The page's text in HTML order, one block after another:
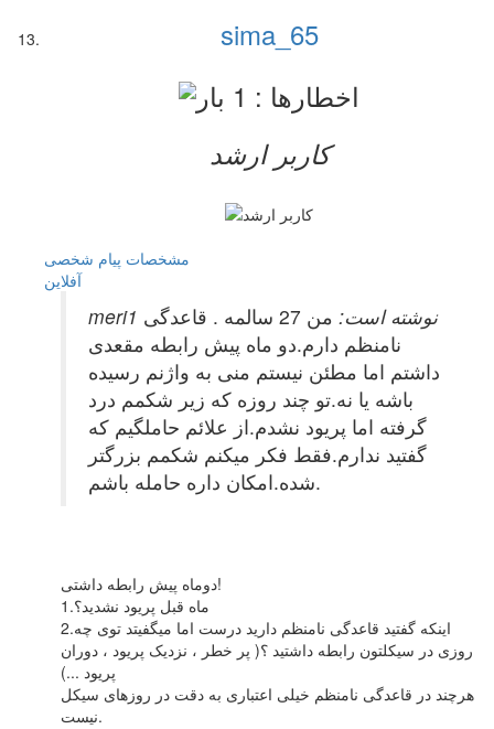
sima_65
کاربر ارشد
مشخصات پیام شخصی
آفلاين
meri1 نوشته است:
من 27 سالمه . قاعدگی
نامنظم دارم.دو ماه پیش رابطه مقعدی
داشتم اما مطئن نیستم منی به واژنم رسیده
باشه یا نه.تو چند روزه که زیر شکمم درد
گرفته اما پریود نشدم.از علائم حاملگیم که
گفتید ندارم.فقط فکر میکنم شکمم بزرگتر
شده.امکان داره حامله باشم.
دوماه پیش رابطه داشتی!
1.ماه قبل پریود نشدید؟
2.اینکه گفتید قاعدگی نامنظم دارید درست اما میگفیتد توی چه
روزی در سیکلتون رابطه داشتید ؟( پر خطر ، نزدیک پریود ، دوران
پریود ...)
هرچند در قاعدگی نامنظم خیلی اعتباری به دقت در روزهای سیکل
نیست.